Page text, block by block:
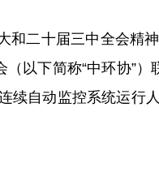
和二十届三中全会精
（以下简称“中环协”）
续自动监控系统运行